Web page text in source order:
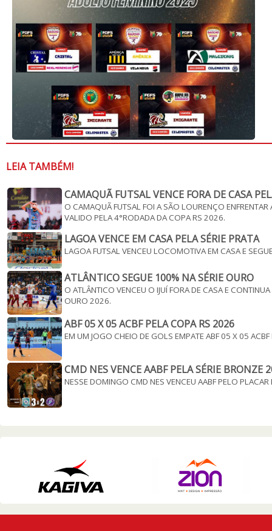
LEIA TAMBÉM!
CAMAQUÃ FUTSAL VENCE FORA DE CASA
O CAMAQUÃ FUTSAL FOI A SÃO LOURENÇO
VALIDO PELA 4°RODADA DA COPA RS 2026.
LAGOA VENCE EM CASA PELA SÉRIE PRATA
LAGOA FUTSAL VENCEU LOCOMOTIVA EM CASA E
ATLÂNTICO SEGUE 100% NA SÉRIE OURO
O ATLÂNTICO VENCEU O IJUÍ FORA DE CASA E
OURO 2026.
ABF 05 X 05 ACBF PELA COPA RS 2026
EM UM JOGO CHEIO DE GOLS EMPATE ABF 05 X 05
CMD NES VENCE AABF PELA SÉRIE BRONZE
NESSE DOMINGO CMD NES VENCEU AABF PELO